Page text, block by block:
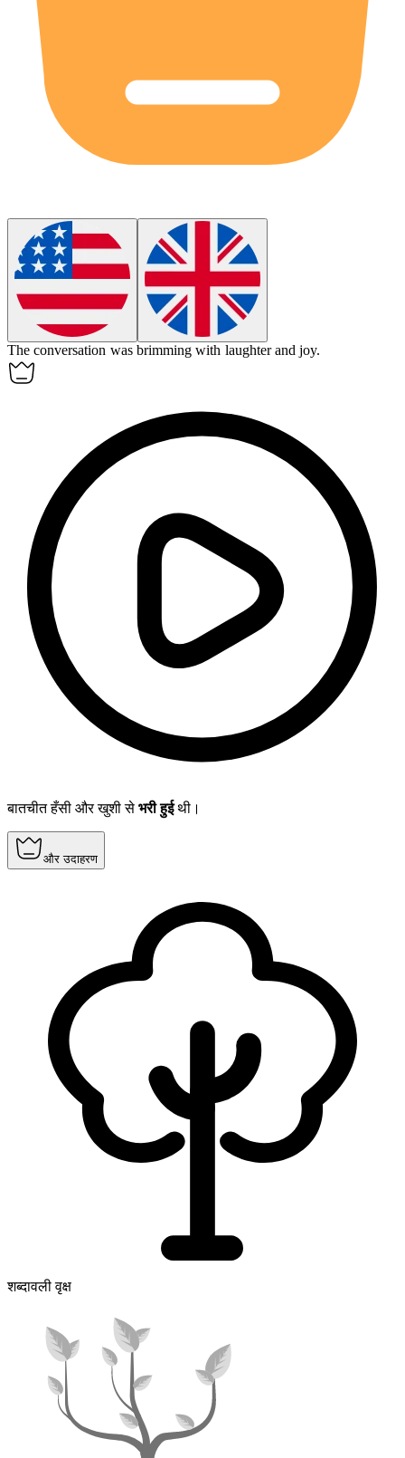
The conversation was brimming with laughter and joy.
बातचीत हँसी और खुशी से भरी हुईथी।
और उदाहरण
शब्दावली वृक्ष